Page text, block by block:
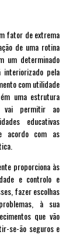
de extrema
de uma rotina
um determinado
pela
com utilidade
uma estrutura
vai permitir ao
educativas
acordo com as
proporciona às
e controlo e
fazer escolhas
à sua
que vão
se-ão seguros e